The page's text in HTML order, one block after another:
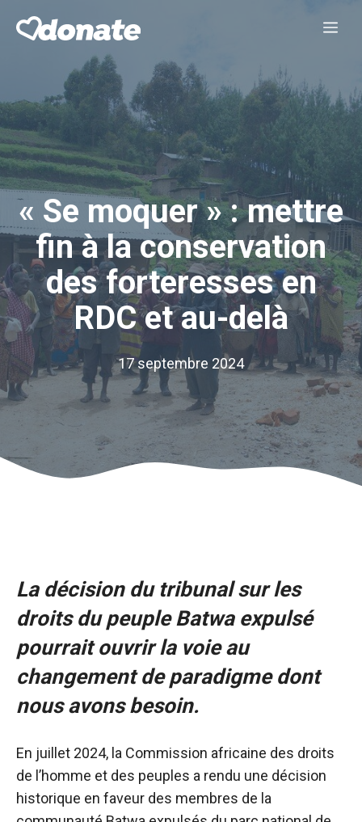
« Se moquer » : mettre
fin à la conservation
des forteresses en
RDC et au-delà
17 septembre 2024
La décision du tribunal sur les
droits du peuple Batwa expulsé
pourrait ouvrir la voie au
changement de paradigme dont
nous avons besoin.
En juillet 2024, la Commission africaine des droits
de l’homme et des peuples a rendu une décision
historique en faveur des membres de la